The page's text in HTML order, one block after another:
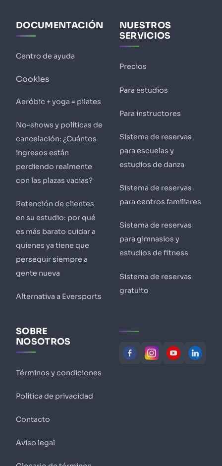
DOCUMENTACIÓN
Centro de ayuda
Cookies
Aeróbic + yoga = pilates
No-shows y políticas de
cancelación: ¿Cuántos
ingresos están
perdiendo realmente
con las plazas vacías?
Retención de clientes
en su estudio: por qué
es más barato cuidar a
quienes ya tiene que
perseguir siempre a
gente nueva
Alternativa a Eversports
NUESTROS
SERVICIOS
Precios
Para estudios
Para instructores
Sistema de reservas
para escuelas y
estudios de danza
Sistema de reservas
para centros familiares
Sistema de reservas
para gimnasios y
estudios de fitness
Sistema de reservas
gratuito
SOBRE
NOSOTROS
Términos y condiciones
Política de privacidad
Contacto
Aviso legal